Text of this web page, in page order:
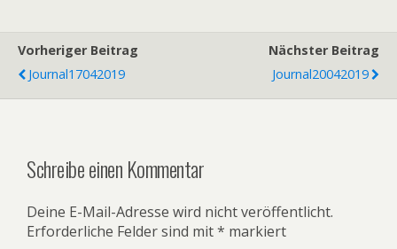
Vorheriger Beitrag
Journal17042019
Nächster Beitrag
Journal20042019
Schreibe einen Kommentar
Deine E-Mail-Adresse wird nicht veröffentlicht.
Erforderliche Felder sind mit* markiert